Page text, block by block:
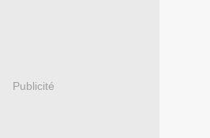
Publicité